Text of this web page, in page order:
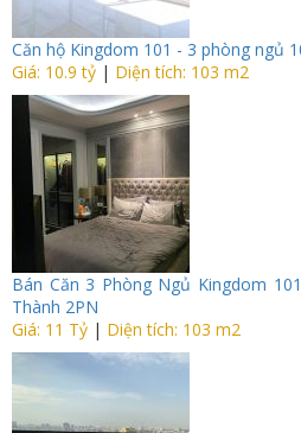
Căn hộ Kingdom 101 - 3 phòng ngủ
Giá: 10.9 tỷ | Diện tích: 103 m2
Bán Căn 3 Phòng Ngủ Kingdom
Thành 2PN
Giá: 11 Tỷ | Diện tích: 103 m2